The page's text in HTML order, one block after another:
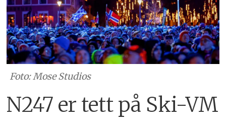
Foto: Mose Studios
N247 er tett på Ski-VM